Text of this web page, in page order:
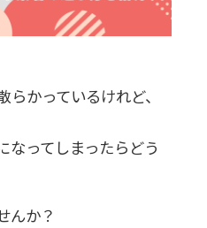
時間受付
見積りする
らかっているけれど、
なってしまったらどう
んか？